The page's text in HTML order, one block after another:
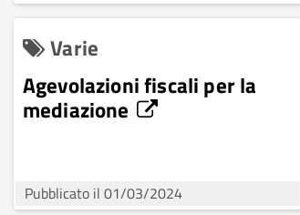
Varie
Agevolazioni fiscali per la
mediazione
Pubblicato il 01/03/2024